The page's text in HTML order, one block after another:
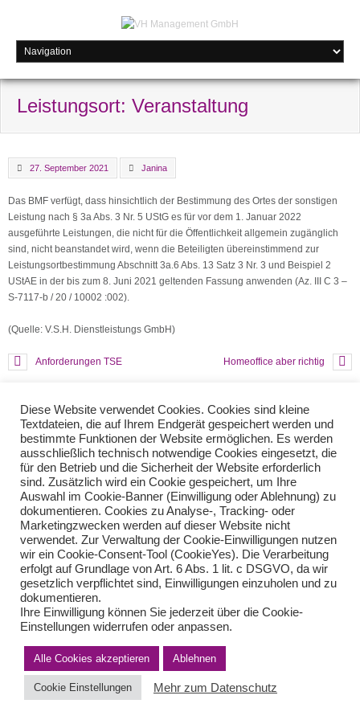
Leistungsort: Veranstaltung
27. September 2021 Janina
Das BMF verfügt, dass hinsichtlich der Bestimmung des Ortes der sonstigen
Leistung nach § 3a Abs. 3 Nr. 5 UStG es für vor dem 1. Januar 2022
ausgeführte Leistungen, die nicht für die Öffentlichkeit allgemein zugänglich
sind, nicht beanstandet wird, wenn die Beteiligten übereinstimmend zur
Leistungsortbestimmung Abschnitt 3a.6 Abs. 13 Satz 3 Nr. 3 und Beispiel 2
UStAE in der bis zum 8. Juni 2021 geltenden Fassung anwenden (Az. III C 3 –
S-7117-b / 20 / 10002 :002).
(Quelle: V.S.H. Dienstleistungs GmbH)
Anforderungen TSE Homeoffice aber richtig
Teilen Sie diese Nachricht mit Ihren Freunden oder Kollegen
Impressum Haftungsausschluss
Datenschutzerklärung nach DSGVO
Kontakt
© von Herder Management GmbH 2024 I * § 6 Nr.4 StBerG
Diese Website verwendet Cookies. Cookies sind kleine
Textdateien, die auf Ihrem Endgerät gespeichert werden und
bestimmte Funktionen der Website ermöglichen. Es werden
ausschließlich technisch notwendige Cookies eingesetzt, die
für den Betrieb und die Sicherheit der Website erforderlich
sind. Zusätzlich wird ein Cookie gespeichert, um Ihre
Auswahl im Cookie-Banner (Einwilligung oder Ablehnung) zu
dokumentieren. Cookies zu Analyse-, Tracking- oder
Marketingzwecken werden auf dieser Website nicht
verwendet. Zur Verwaltung der Cookie-Einwilligungen nutzen
wir ein Cookie-Consent-Tool (CookieYes). Die Verarbeitung
erfolgt auf Grundlage von Art. 6 Abs. 1 lit. c DSGVO, da wir
gesetzlich verpflichtet sind, Einwilligungen einzuholen und zu
dokumentieren.
Ihre Einwilligung können Sie jederzeit über die Cookie-
Einstellungen widerrufen oder anpassen.
Alle Cookies akzeptieren Ablehnen
Cookie Einstellungen Mehr zum Datenschutz